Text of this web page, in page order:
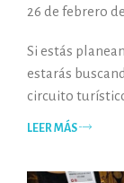
26 de febrero
Si estás
estarás
circuito
LEER MÁS